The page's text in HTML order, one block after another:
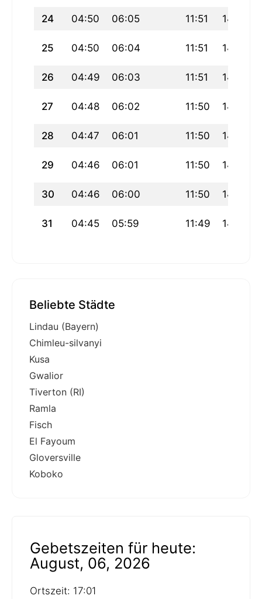
24 04:50 06:05 11:51 14:57
25 04:50 06:04 11:51 14:57
26 04:49 06:03 11:51 14:57
27 04:48 06:02 11:50 14:56
28 04:47 06:01 11:50 14:56
29 04:46 06:01 11:50 14:56
30 04:46 06:00 11:50 14:56
31 04:45 05:59 11:49 14:55
Beliebte Städte
Lindau (Bayern)
Chimleu-silvanyi
Kusa
Gwalior
Tiverton (RI)
Ramla
Fisch
El Fayoum
Gloversville
Koboko
Gebetszeiten für heute:
August, 06, 2026
Ortszeit: 17:01